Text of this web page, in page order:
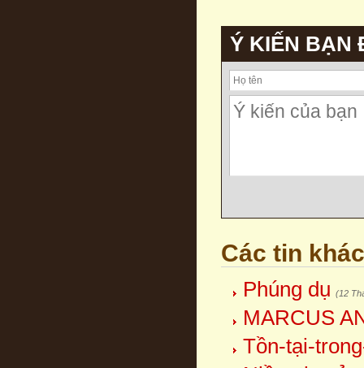
Ý KIẾN BẠN
Các tin khác
Phúng dụ (12
MARCUS
Tồn-tại-